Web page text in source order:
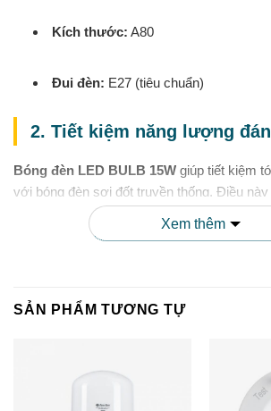
Kích thước: A80
Đui đèn: E27 (tiêu chuẩn)
2. Tiết kiệm năng lượng
Bóng đèn LED BULB 15W giúp tiết kiệm
với bóng đèn sợi đốt truyền thống. Điều
giảm hóa đơn tiền điện hàng tháng mà còn
trường thông qua việc giảm phát thải CO2.
Xem thêm
SẢN PHẨM TƯƠNG TỰ